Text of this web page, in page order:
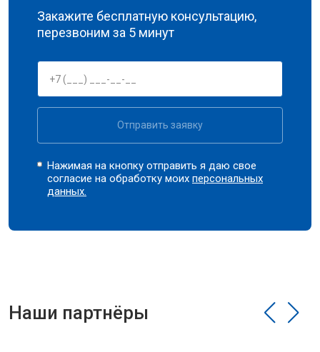
Закажите бесплатную консультацию,
перезвоним за 5 минут
Отправить заявку
Нажимая на кнопку отправить я даю свое
согласие на обработку моихперсональных
данных.
Наши партнёры